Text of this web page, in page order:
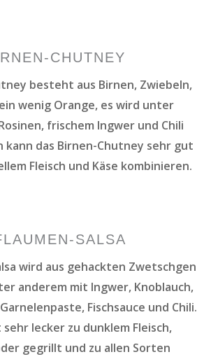
CHUTNEY
besteht aus Birnen, Zwiebeln,
wenig Orange, es wird unter
frischem Ingwer und Chili
kann das Birnen-Chutney sehr gut
Fleisch und Käse kombinieren.
SALSA
wird aus gehackten Zwetschgen
anderem mit Ingwer, Knoblauch,
Fischsauce und Chili.
sehr lecker zu dunklem Fleisch,
gegrillt und zu allen Sorten